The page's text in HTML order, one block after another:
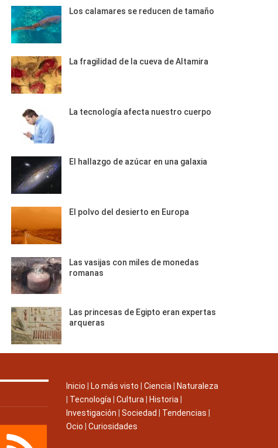
Los calamares se reducen de tamaño
La fragilidad de la cueva de Altamira
La tecnología afecta nuestro cuerpo
El hallazgo de azúcar en una galaxia
El polvo del desierto en Europa
Las vasijas con miles de monedas
romanas
Las princesas de Egipto eran expertas
arqueras
Inicio Lo más visto Ciencia
Naturaleza
Tecnología Cultura Historia
Investigación
Sociedad Tendencias
Ocio
Curiosidades